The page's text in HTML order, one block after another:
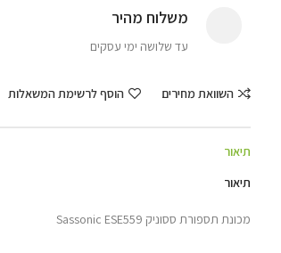
משלוח מהיר
עד שלושה ימי עסקים
השוואת מחירים הוסף לרשימת המשאלות
תיאור
תיאור
מכונת תספורת ססוניק Sassonic ESE559